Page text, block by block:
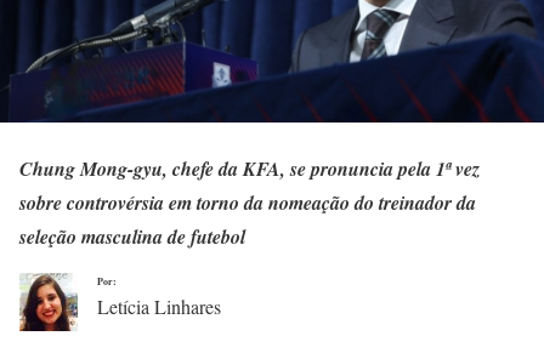
Chung Mong-gyu, chefe da KFA, se pronuncia pela 1ª vez
sobre controvérsia em torno da nomeação do treinador da
seleção masculina de futebol
Por:
Letícia Linhares